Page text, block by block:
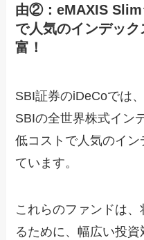
由②：eMAXIS Slim
で人気のインデッ
富！
SBI証券のiDeCoでは
SBIの全世界株式イン
低コストで人気のイ
ています。
これらのファンドは
るために、幅広い投